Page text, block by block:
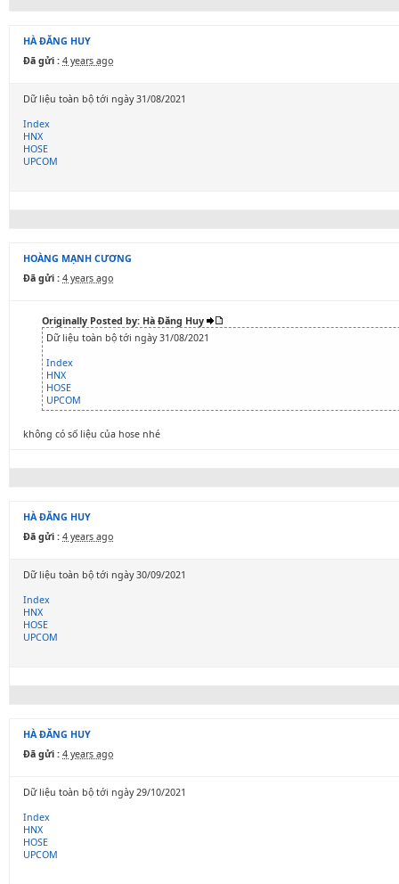
HÀ ĐĂNG HUY
Đã gửi : 4 years ago
Dữ liệu toàn bộ tới ngày 31/08/2021
Index
HNX
HOSE
UPCOM
HOÀNG MẠNH CƯƠNG
Đã gửi : 4 years ago
Originally Posted by: Hà Đăng Huy
Dữ liệu toàn bộ tới ngày 31/08/2021
Index
HNX
HOSE
UPCOM
không có số liệu của hose nhé
HÀ ĐĂNG HUY
Đã gửi : 4 years ago
Dữ liệu toàn bộ tới ngày 30/09/2021
Index
HNX
HOSE
UPCOM
HÀ ĐĂNG HUY
Đã gửi : 4 years ago
Dữ liệu toàn bộ tới ngày 29/10/2021
Index
HNX
HOSE
UPCOM